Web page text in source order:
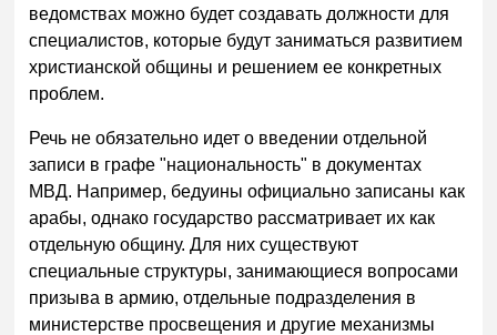
ведомствах можно будет создавать должности для
специалистов, которые будут заниматься развитием
христианской общины и решением ее конкретных
проблем.
Речь не обязательно идет о введении отдельной
записи в графе "национальность" в документах
МВД. Например, бедуины официально записаны как
арабы, однако государство рассматривает их как
отдельную общину. Для них существуют
специальные структуры, занимающиеся вопросами
призыва в армию, отдельные подразделения в
министерстве просвещения и другие механизмы